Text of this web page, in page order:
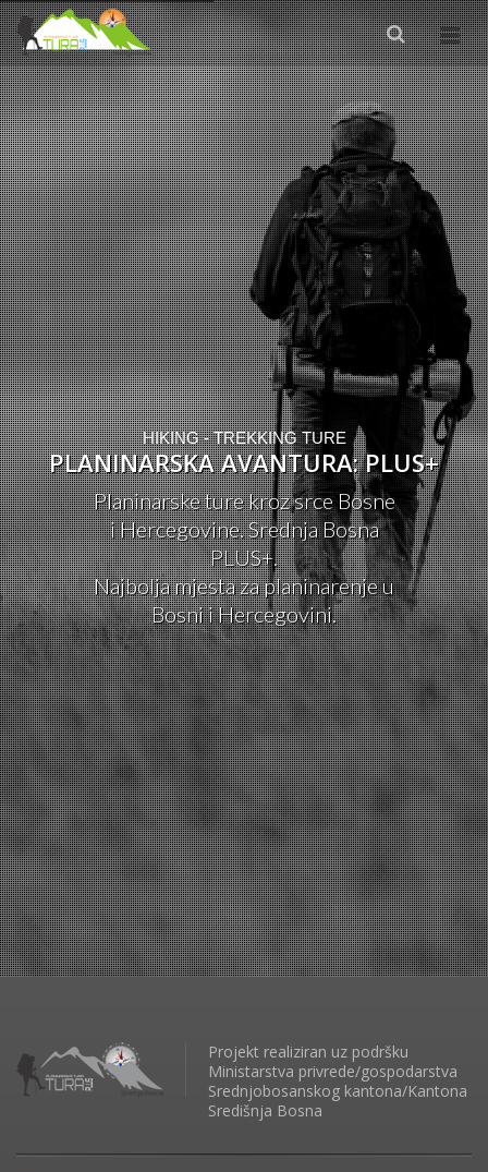
HIKING - TREKKING TURE
PLANINARSKA AVANTURA: PLUS+
Planinarske ture kroz srce Bosne
i Hercegovine. Srednja Bosna
PLUS+.
Najbolja mjesta za planinarenje u
Bosni i Hercegovini.
Projekt realiziran uz podršku
Ministarstva privrede/gospodarstva
Srednjobosanskog kantona/Kantona
Središnja Bosna